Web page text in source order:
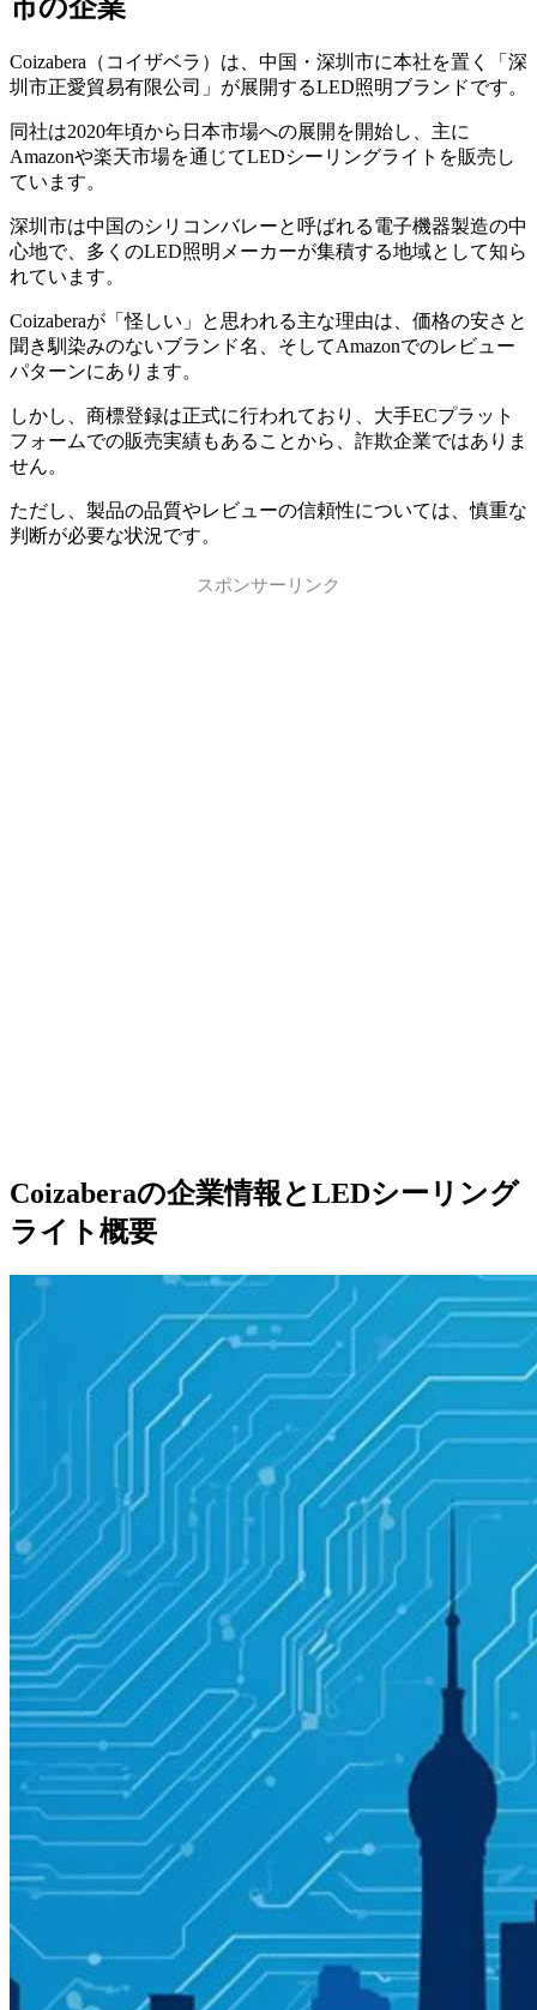
市の企業
Coizabera（コイザベラ）は、中国・深圳市に本社を置く「深
圳市正愛貿易有限公司」が展開するLED照明ブランドです。
同社は2020年頃から日本市場への展開を開始し、主に
Amazonや楽天市場を通じてLEDシーリングライトを販売し
ています。
深圳市は中国のシリコンバレーと呼ばれる電子機器製造の中
心地で、多くのLED照明メーカーが集積する地域として知ら
れています。
Coizaberaが「怪しい」と思われる主な理由は、価格の安さと
聞き馴染みのないブランド名、そしてAmazonでのレビュー
パターンにあります。
しかし、商標登録は正式に行われており、大手ECプラット
フォームでの販売実績もあることから、詐欺企業ではありま
せん。
ただし、製品の品質やレビューの信頼性については、慎重な
判断が必要な状況です。
スポンサーリンク
Coizaberaの企業情報とLEDシーリング
ライト概要